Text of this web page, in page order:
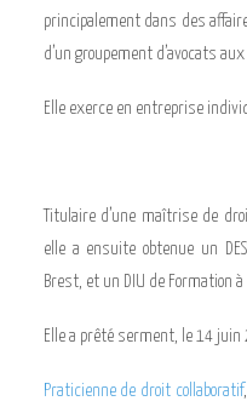
principalement dans des
d’un groupement d’avocats
Elle exerce en entreprise
Titulaire d’une maîtrise de
elle a ensuite obtenue un
Brest, et un DIU de Formation
Elle a prêté serment, le 14 juin
Praticienne de droit collaboratif